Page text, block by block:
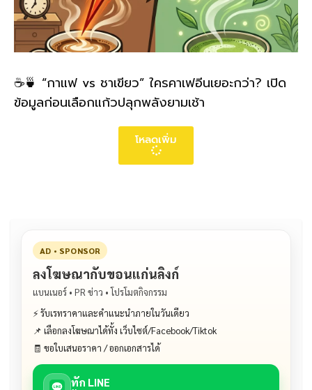
☕🍵 “กาแฟ vs ชาเขียว” ใครคาเฟอีนเยอะกว่า? เปิด
ข้อมูลก่อนเลือกแก้วปลุกพลังยามเช้า
โหลดเพิ่ม
AD • SPONSOR
ลงโฆษณากับขอนแก่นลิงก์
แบนเนอร์ • PR ข่าว • โปรโมตกิจกรรม
⚡ รับเรทราคาและคำแนะนำภายในวันเดียว
📌 เลือกลงโฆษณาได้ทั้ง เว็บไซต์/Facebook/Tiktok
🧾 ขอใบเสนอราคา / ออกเอกสารได้
ทัก LINE